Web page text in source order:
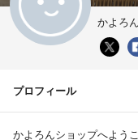
かよろん
プロフィール
かよろんショップへよう